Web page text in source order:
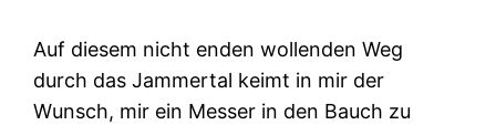
Auf diesem nicht enden wollenden Weg
durch das Jammertal keimt in mir der
Wunsch, mir ein Messer in den Bauch zu